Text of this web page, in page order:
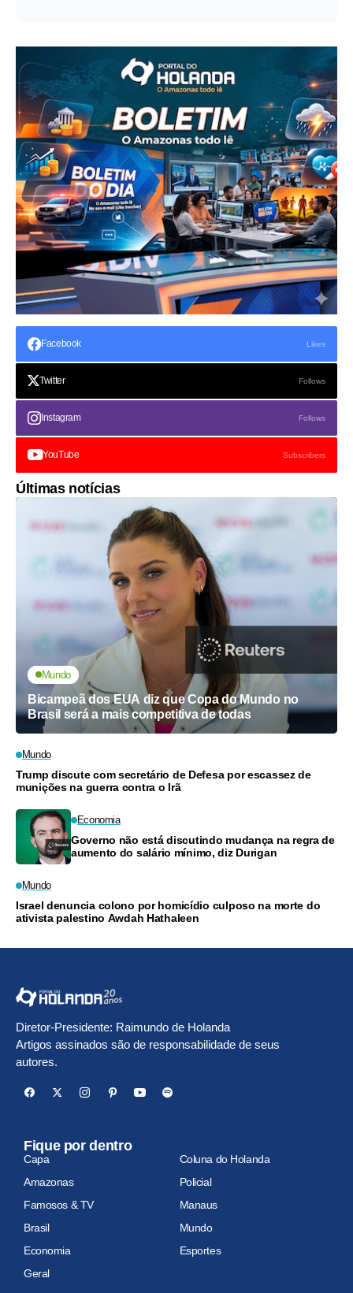
Facebook Likes
Twitter Follows
Instagram Follows
YouTube Subscribers
Últimas notícias
Mundo
Bicampeã dos EUA diz que Copa do Mundo no
Brasil será a mais competitiva de todas
Mundo
Trump discute com secretário de Defesa por escassez de
munições na guerra contra o Irã
Economia
Governo não está discutindo mudança na regra de
aumento do salário mínimo, diz Durigan
Mundo
Israel denuncia colono por homicídio culposo na morte do
ativista palestino Awdah Hathaleen
Diretor-Presidente: Raimundo de Holanda
Artigos assinados são de responsabilidade de seus
autores.
Fique por dentro
Capa
Coluna do Holanda
Amazonas
Policial
Famosos & TV
Manaus
Brasil
Mundo
Economia
Esportes
Geral